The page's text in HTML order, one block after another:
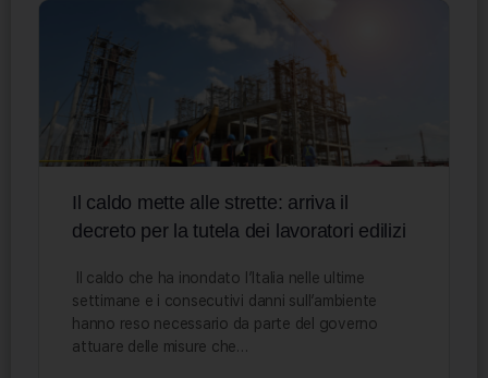
Il caldo mette alle strette: arriva il
decreto per la tutela dei lavoratori edilizi
Il caldo che ha inondato l’Italia nelle ultime
settimane e i consecutivi danni sull’ambiente
hanno reso necessario da parte del governo
attuare delle misure che…